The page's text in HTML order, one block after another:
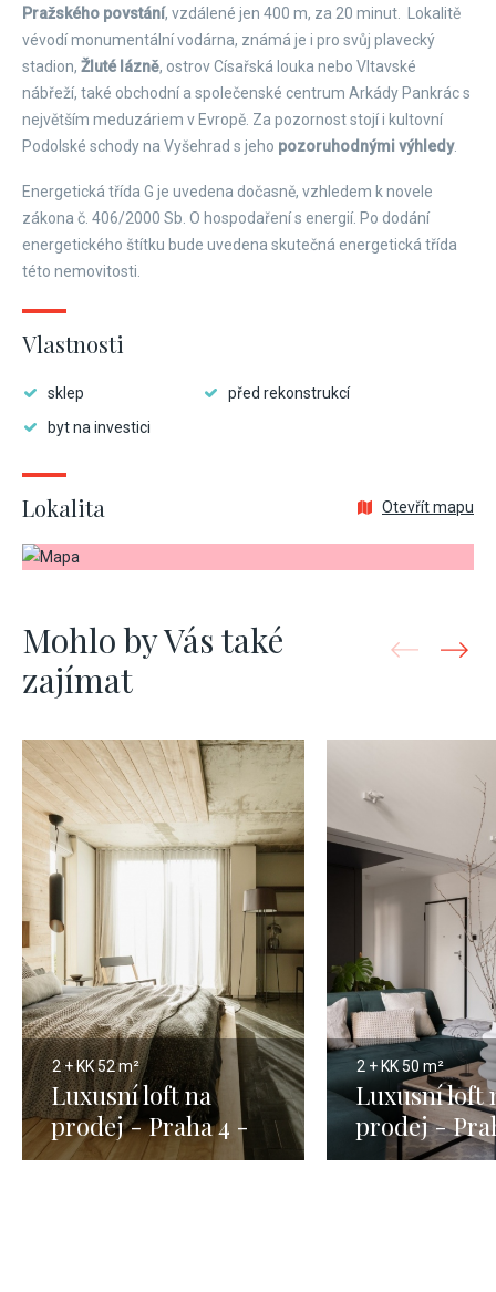
Pražského povstání, vzdálené jen 400 m, za 20 minut. Lokalitě
vévodí monumentální vodárna, známá je i pro svůj plavecký
stadion, Žluté lázně, ostrov Císařská louka nebo Vltavské
nábřeží, také obchodní a společenské centrum Arkády Pankrác s
největším meduzáriem v Evropě. Za pozornost stojí i kultovní
Podolské schody na Vyšehrad s jeho pozoruhodnými výhledy.
Energetická třída G je uvedena dočasně, vzhledem k novele
zákona č. 406/2000 Sb. O hospodaření s energií. Po dodání
energetického štítku bude uvedena skutečná energetická třída
této nemovitosti.
Vlastnosti
sklep
před rekonstrukcí
byt na investici
Lokalita Otevřít mapu
Mohlo by Vás také
zajímat
2 + KK52 m²
Luxusní loft na
prodej - Praha 4 -
52m
2 + KK 50 m²
Luxusní loft
prodej -
50m